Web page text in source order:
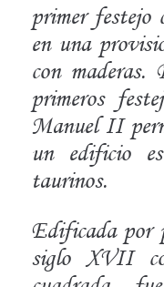
primer festejo
en una
con maderas.
primeros
Manuel II
un edificio
taurinos.
Edificada por
siglo XVII